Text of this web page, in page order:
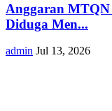
Anggaran MTQN
Diduga Men...
admin Jul 13, 2026